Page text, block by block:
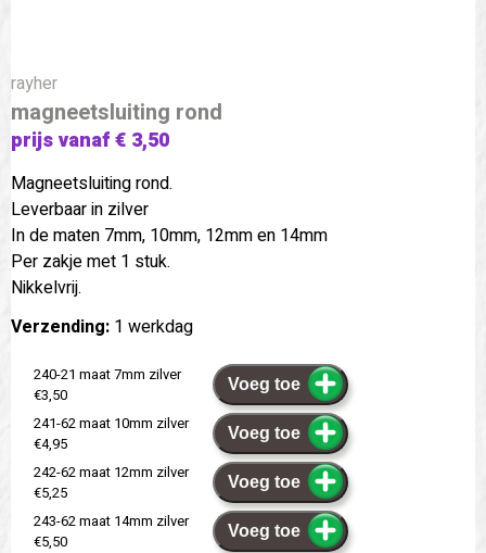
rayher
magneetsluiting rond
prijs vanaf € 3,50
Magneetsluiting rond.
Leverbaar in zilver
In de maten 7mm, 10mm, 12mm en 14mm
Per zakje met 1 stuk.
Nikkelvrij.
Verzending: 1 werkdag
240-21 maat 7mm zilver
€3,50
Voeg toe
241-62 maat 10mm zilver
€4,95
Voeg toe
242-62 maat 12mm zilver
€5,25
Voeg toe
243-62 maat 14mm zilver
€5,50
Voeg toe